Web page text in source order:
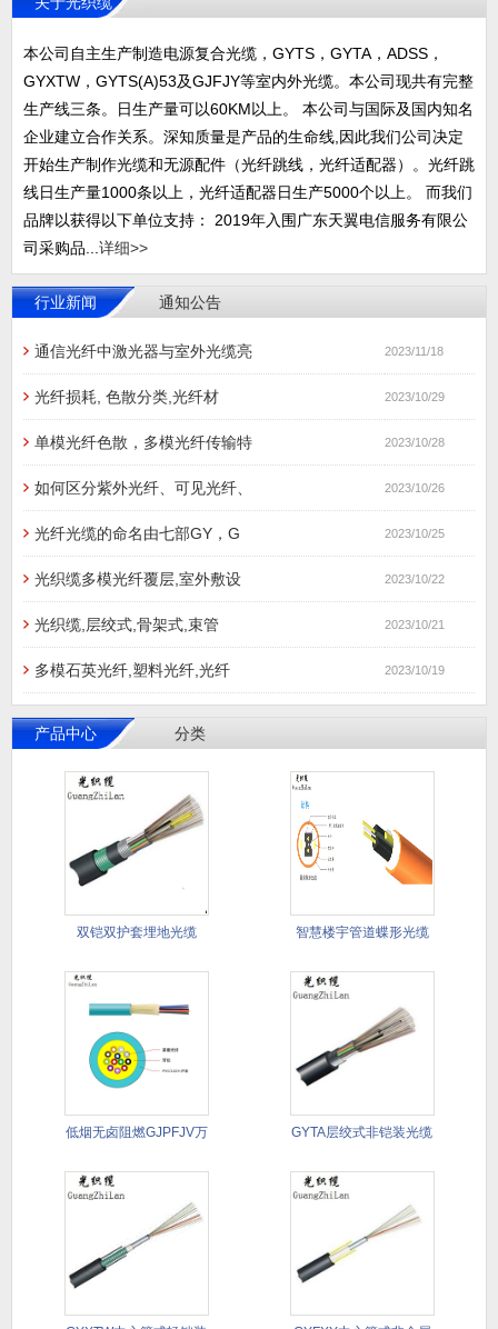
本公司自主生产制造电源复合光缆，GYTS，GYTA，ADSS，
GYXTW，GYTS(A)53及GJFJY等室内外光缆。本公司现共有完整
生产线三条。日生产量可以60KM以上。 本公司与国际及国内知名
企业建立合作关系。深知质量是产品的生命线,因此我们公司决定
开始生产制作光缆和无源配件（光纤跳线，光纤适配器）。光纤跳
线日生产量1000条以上，光纤适配器日生产5000个以上。 而我们
品牌以获得以下单位支持： 2019年入围广东天翼电信服务有限公
司采购品... 详细>>
行业新闻 通知公告
通信光纤中激光器与室外光缆亮 2023/11/18
光纤损耗, 色散分类,光纤材 2023/10/29
单模光纤色散，多模光纤传输特 2023/10/28
如何区分紫外光纤、可见光纤、 2023/10/26
光纤光缆的命名由七部GY，G 2023/10/25
光织缆多模光纤覆层,室外敷设 2023/10/22
光织缆,层绞式,骨架式,束管 2023/10/21
多模石英光纤,塑料光纤,光纤 2023/10/19
产品中心 分类
双铠双护套埋地光缆 智慧楼宇管道蝶形光缆
低烟无卤阻燃GJPFJV万 GYTA层绞式非铠装光缆